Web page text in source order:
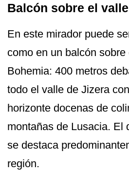
Balcón sobre el
En este mirador puede
como en un balcón sobre
Bohemia: 400 metros
todo el valle de Jizera
horizonte docenas de
montañas de Lusacia. El
se destaca
región.